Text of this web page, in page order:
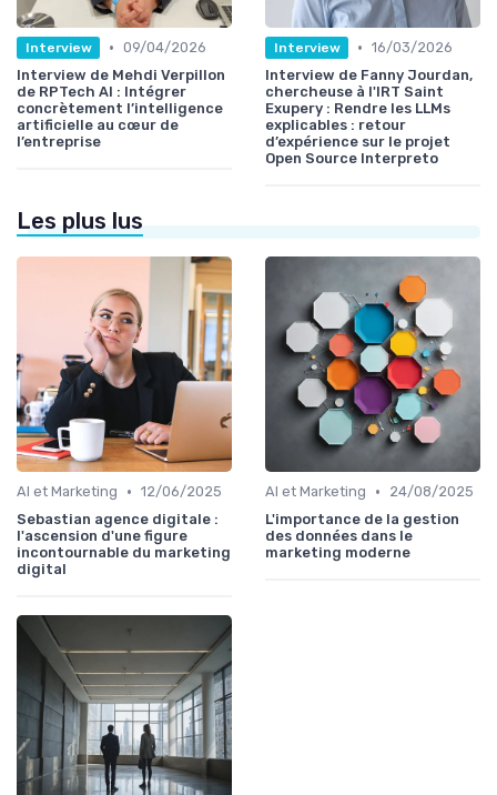
Interview • 09/04/2026
Interview de Mehdi Verpillon
de RPTech AI : Intégrer
concrètement l’intelligence
artificielle au cœur de
l’entreprise
Interview • 16/03/2026
Interview de Fanny Jourdan,
chercheuse à l'IRT Saint
Exupery : Rendre les LLMs
explicables : retour
d’expérience sur le projet
Open Source Interpreto
Les plus lus
AI et Marketing • 12/06/2025
Sebastian agence digitale :
l'ascension d'une figure
incontournable du marketing
digital
AI et Marketing •
24/08/2025
L'importance de la gestion
des données dans le
marketing moderne